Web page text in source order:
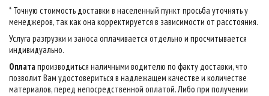
* Точную стоимость доставки в населенный пункт просьба уточнять у
менеджеров, так как она корректируется в зависимости от расстояния.
Услуга разгрузки и заноса оплачивается отдельно и просчитывается
индивидуально.
Оплатапроизводиться наличными водителю по факту доставки, что
позволит Вам удостовериться в надлежащем качестве и количестве
материалов, перед непосредственной оплатой. Либо при получении